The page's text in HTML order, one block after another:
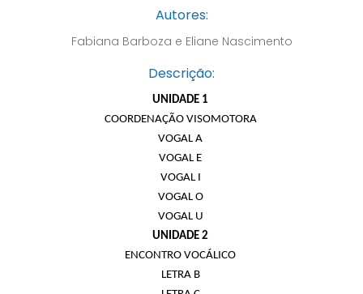
Autores:
Fabiana Barboza e Eliane Nascimento
Descrição:
UNIDADE 1
COORDENAÇÃO VISOMOTORA
VOGAL A
VOGAL E
VOGAL I
VOGAL O
VOGAL U
UNIDADE 2
ENCONTRO VOCÁLICO
LETRA B